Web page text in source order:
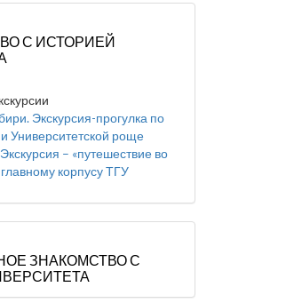
С ИСТОРИЕЙ
Экскурсия-прогулка по
Университетской роще
– «путешествие во
корпусу ТГУ
ЗНАКОМСТВО С